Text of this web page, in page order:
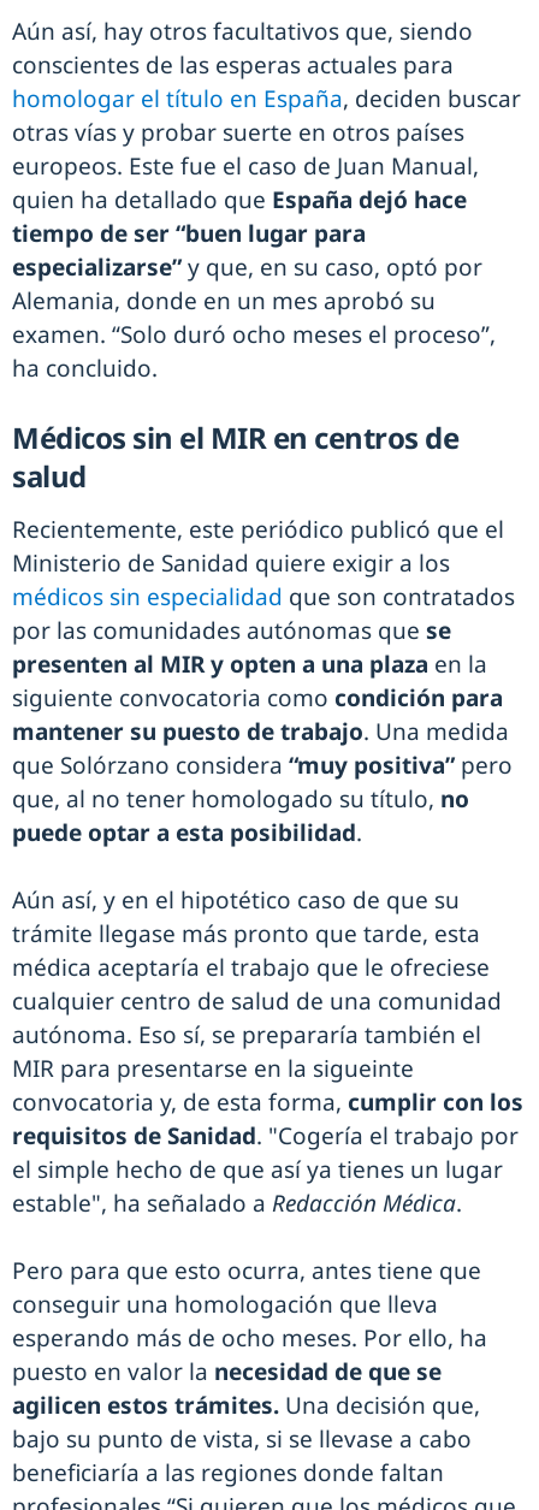
Aún así, hay otros facultativos que, siendo
conscientes de las esperas actuales para
homologar el título en España, deciden buscar
otras vías y probar suerte en otros países
europeos. Este fue el caso de Juan Manual,
quien ha detallado que España dejó hace
tiempo de ser “buen lugar para
especializarse”y que, en su caso, optó por
Alemania, donde en un mes aprobó su
examen. “Solo duró ocho meses el proceso”,
ha concluido.
Médicos sin el MIR en centros de
salud
Recientemente, este periódico publicó que el
Ministerio de Sanidad quiere exigir a los
médicos sin especialidad que son contratados
por las comunidades autónomas que se
presenten al MIR y opten a una plaza en la
siguiente convocatoria como condición para
mantener su puesto de trabajo. Una medida
que Solórzano considera “muy positiva” pero
que, al no tener homologado su título, no
puede optar a esta posibilidad.
Aún así, y en el hipotético caso de que su
trámite llegase más pronto que tarde, esta
médica aceptaría el trabajo que le ofreciese
cualquier centro de salud de una comunidad
autónoma. Eso sí, se prepararía también el
MIR para presentarse en la sigueinte
convocatoria y, de esta forma, cumplir con los
requisitos de Sanidad. "Cogería el trabajo por
el simple hecho de que así ya tienes un lugar
estable", ha señalado a Redacción Médica.
Pero para que esto ocurra, antes tiene que
conseguir una homologación que lleva
esperando más de ocho meses. Por ello, ha
puesto en valor la necesidad de que se
agilicen estos trámites. Una decisión que,
bajo su punto de vista, si se llevase a cabo
beneficiaría a las regiones donde faltan